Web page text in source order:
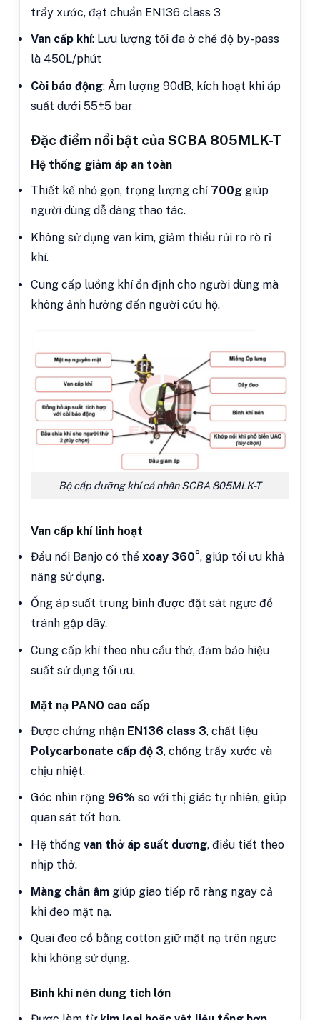
trầy xước, đạt chuẩn EN136 class 3
Van cấp khí: Lưu lượng tối đa ở chế độ by-pass
là 450L/phút
Còi báo động: Âm lượng 90dB, kích hoạt khi áp
suất dưới 55±5 bar
Đặc điểm nổi bật của SCBA 805MLK-T
Hệ thống giảm áp an toàn
Thiết kế nhỏ gọn, trọng lượng chỉ 700g giúp
người dùng dễ dàng thao tác.
Không sử dụng van kim, giảm thiểu rủi ro rò rỉ
khí.
Cung cấp luồng khí ổn định cho người dùng mà
không ảnh hưởng đến người cứu hộ.
Bộ cấp dưỡng khí cá nhân SCBA 805MLK-T
Van cấp khí linh hoạt
Đầu nối Banjo có thể xoay 360°, giúp tối ưu khả
năng sử dụng.
Ống áp suất trung bình được đặt sát ngực để
tránh gập dây.
Cung cấp khí theo nhu cầu thở, đảm bảo hiệu
suất sử dụng tối ưu.
Mặt nạ PANO cao cấp
Được chứng nhận EN136 class 3, chất liệu
Polycarbonate cấp độ 3, chống trầy xước và
chịu nhiệt.
Góc nhìn rộng 96% so với thị giác tự nhiên, giúp
quan sát tốt hơn.
Hệ thống van thở áp suất dương, điều tiết theo
nhịp thở.
Màng chắn âm giúp giao tiếp rõ ràng ngay cả
khi đeo mặt nạ.
Quai đeo cổ bằng cotton giữ mặt nạ trên ngực
khi không sử dụng.
Bình khí nén dung tích lớn